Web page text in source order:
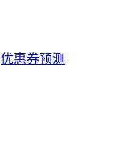
优惠券预测